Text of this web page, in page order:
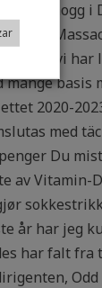
innhogg i
vidt – vi
mange
2020-
med
Du
av Vitamin-D
år har jeg
har falt